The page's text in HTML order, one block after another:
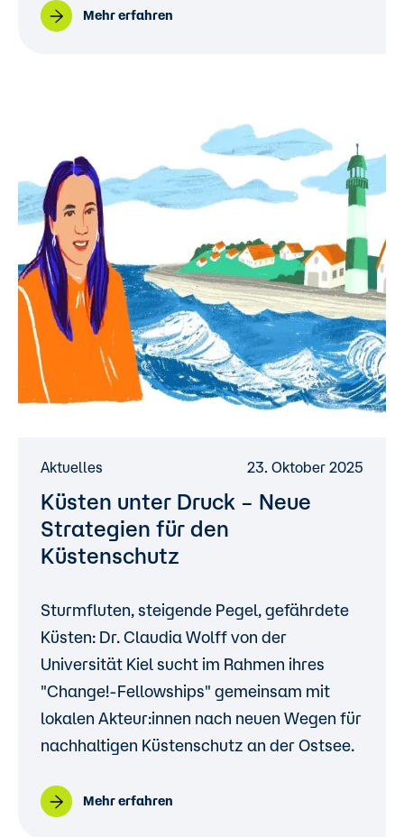
Mehr erfahren
Aktuelles 23. Oktober 2025
Küsten unter Druck – Neue
Strategien für den
Küstenschutz
Sturmfluten, steigende Pegel, gefährdete
Küsten: Dr. Claudia Wolff von der
Universität Kiel sucht im Rahmen ihres
"Change!-Fellowships" gemeinsam mit
lokalen Akteur:innen nach neuen Wegen für
nachhaltigen Küstenschutz an der Ostsee.
Mehr erfahren